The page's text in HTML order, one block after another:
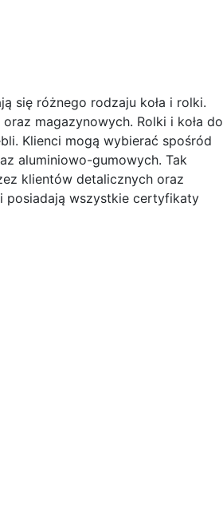
się różnego rodzaju koła i rolki.
magazynowych. Rolki i koła do
Klienci mogą wybierać spośród
aluminiowo-gumowych. Tak
klientów detalicznych oraz
posiadają wszystkie certyfikaty